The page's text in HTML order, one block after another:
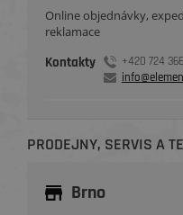
Online objednávky,
reklamace
Kontakty
+420 724
PRODEJNY, SERVIS A
Brno